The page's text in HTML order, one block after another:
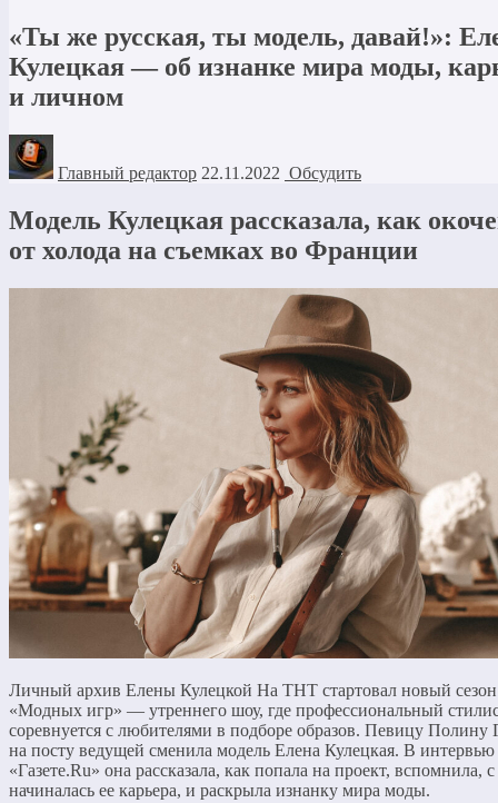
«Ты же русская, ты модель, давай!»:
Кулецкая — об изнанке мира моды,
и личном
Главный редактор 22.11.2022 Обсудить
Модель Кулецкая рассказала, как
от холода на съемках во Франции
Личный архив Елены Кулецкой На ТНТ стартовал новый сезон
«Модных игр» — утреннего шоу, где профессиональный
соревнуется с любителями в подборе образов. Певицу Полину
на посту ведущей сменила модель Елена Кулецкая. В интервью
«Газете.Ru» она рассказала, как попала на проект, вспомнила, с
начиналась ее карьера, и раскрыла изнанку мира моды.